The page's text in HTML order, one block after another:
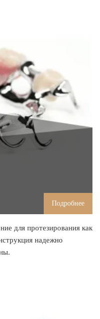
Подробнее
для протезирования как
надежно